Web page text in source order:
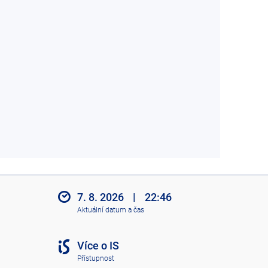
7. 8. 2026 | 22:46
Aktuální datum a čas
Více o IS
Přístupnost